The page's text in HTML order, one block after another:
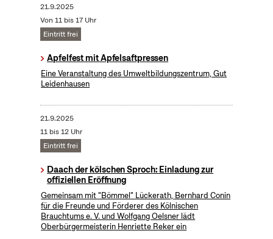
21.9.2025
Von 11 bis 17 Uhr
Eintritt frei
Apfelfest mit Apfelsaftpressen
Eine Veranstaltung des Umweltbildungszentrum, Gut
Leidenhausen
21.9.2025
11 bis 12 Uhr
Eintritt frei
Daach der kölschen Sproch: Einladung zur
offiziellen Eröffnung
Gemeinsam mit "Bömmel" Lückerath, Bernhard Conin
für die Freunde und Förderer des Kölnischen
Brauchtums e. V. und Wolfgang Oelsner lädt
Oberbürgermeisterin Henriette Reker ein